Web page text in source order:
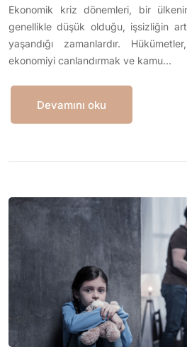
Ekonomik kriz dönemleri, bir
genellikle düşük olduğu, işsizliğin
yaşandığı zamanlardır.
ekonomiyi canlandırmak ve kamu…
Devamını oku